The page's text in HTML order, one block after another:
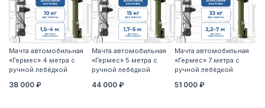
Мачта автомобильная
«Гермес» 4 метра с
ручной лебёдкой
38 000 ₽
Мачта автомобильная
«Гермес» 5 метра с
ручной лебёдкой
44 000 ₽
Мачта автомобильная
«Гермес» 7 метра с
ручной лебёдкой
51 000 ₽